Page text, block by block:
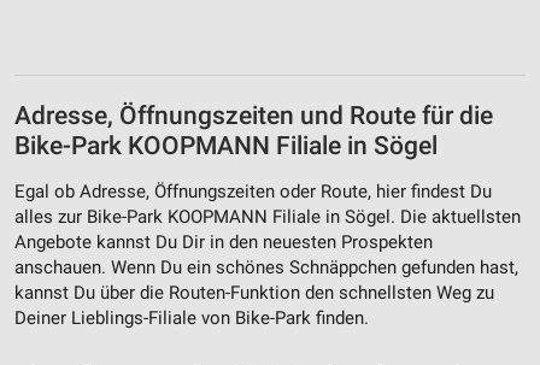
Adresse, Öffnungszeiten und Route für die
Bike-Park KOOPMANN Filiale in Sögel
Egal ob Adresse, Öffnungszeiten oder Route, hier findest Du
alles zur Bike-Park KOOPMANN Filiale in Sögel. Die aktuellsten
Angebote kannst Du Dir in den neuesten Prospekten
anschauen. Wenn Du ein schönes Schnäppchen gefunden hast,
kannst Du über die Routen-Funktion den schnellsten Weg zu
Deiner Lieblings-Filiale von Bike-Park finden.